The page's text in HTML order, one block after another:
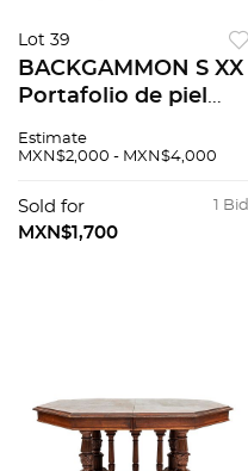
Lot 39
BACKGAMMON S XX
Portafolio de piel
accesorios
Estimate
MXN$2,000 - MXN$4,000
1 Bid
Sold for
MXN$1,700